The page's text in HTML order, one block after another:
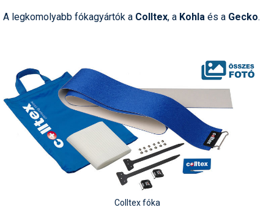
A legkomolyabb fókagyártók a Colltex, a Kohla és a Gecko.
Colltex fóka